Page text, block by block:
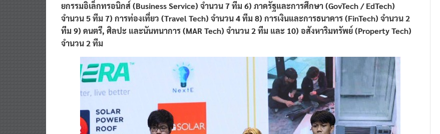
ยกรรมอิเล็กทรอนิกส์ (Business Service) จำนวน 7 ทีม 6) ภาครัฐและการศึกษา (GovTech / EdTech)
จำนวน 5 ทีม 7) การท่องเที่ยว (Travel Tech) จำนวน 4 ทีม 8) การเงินและการธนาคาร (FinTech) จำนวน 2
ทีม 9) ดนตรี, ศิลปะ และนันทนาการ (MAR Tech) จำนวน 2 ทีม และ 10) อสังหาริมทรัพย์ (Property Tech)
จำนวน 2 ทีม